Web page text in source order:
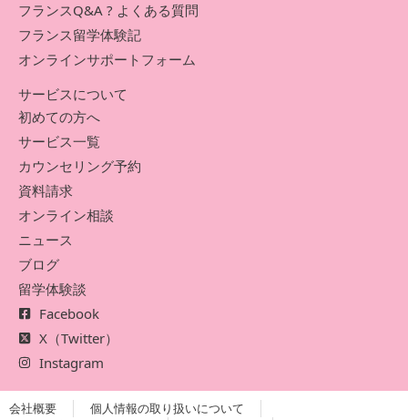
フランスQ&A ? よくある質問
フランス留学体験記
オンラインサポートフォーム
サービスについて
初めての方へ
サービス一覧
カウンセリング予約
資料請求
オンライン相談
ニュース
ブログ
留学体験談
Facebook
X（Twitter）
Instagram
会社概要
個人情報の取り扱いについて